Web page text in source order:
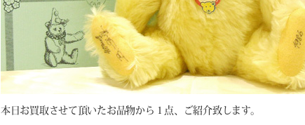
本日お買取させて頂いたお品物から１点、ご紹介致します。